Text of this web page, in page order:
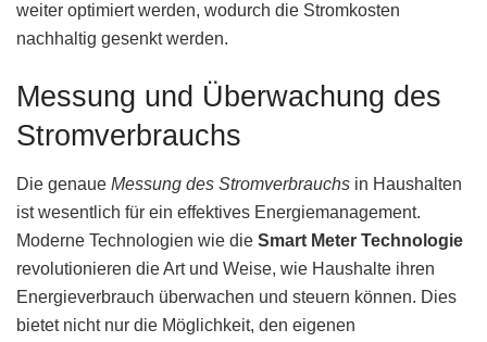
weiter optimiert werden, wodurch die Stromkosten
nachhaltig gesenkt werden.
Messung und Überwachung des
Stromverbrauchs
Die genaue Messung des Stromverbrauchs in Haushalten
ist wesentlich für ein effektives Energiemanagement.
Moderne Technologien wie die Smart Meter Technologie
revolutionieren die Art und Weise, wie Haushalte ihren
Energieverbrauch überwachen und steuern können. Dies
bietet nicht nur die Möglichkeit, den eigenen